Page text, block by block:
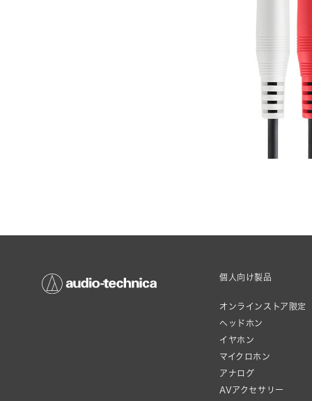
個人向け製品
オンラインストア限定
ヘッドホン
イヤホン
マイクロホン
アナログ
AVアクセサリー